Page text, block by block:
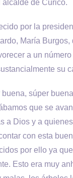
alcalde de Curicó.
por la
María Burgos,
a un
su
súper
que se
a Dios y a
con esta
por ello ya
Esto era muy